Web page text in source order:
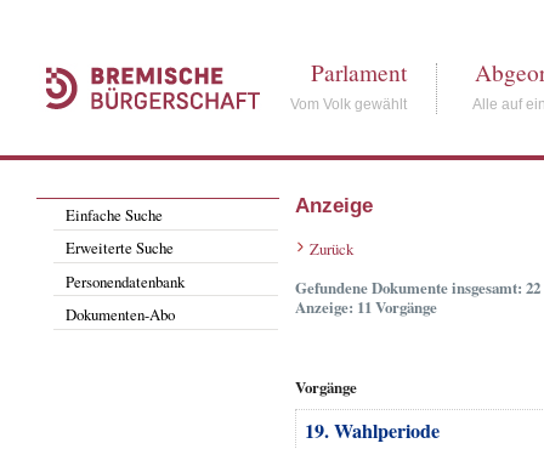
Parlament
Vom Volk gewählt Alle auf
Einfache Suche
Erweiterte Suche
Personendatenbank
Dokumenten-Abo
Anzeige
Zurück
Gefundene Dokumente insgesamt: 22
Anzeige: 11 Vorgänge
Vorgänge
19. Wahlperiode